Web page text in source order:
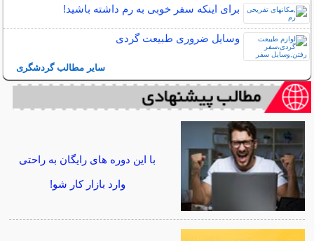
برای اینکه سفر خوبی به رم داشته باشید!
وسایل ضروری طبیعت گردی
سایر مطالب گردشگری
با این دوره های رایگان به راحتی
وارد بازار کار شو!